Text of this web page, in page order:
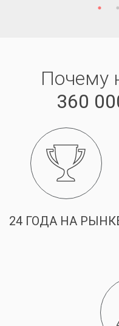
Почему
360
24 ГОДА НА